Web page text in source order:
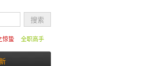
全职高手
惊蛰